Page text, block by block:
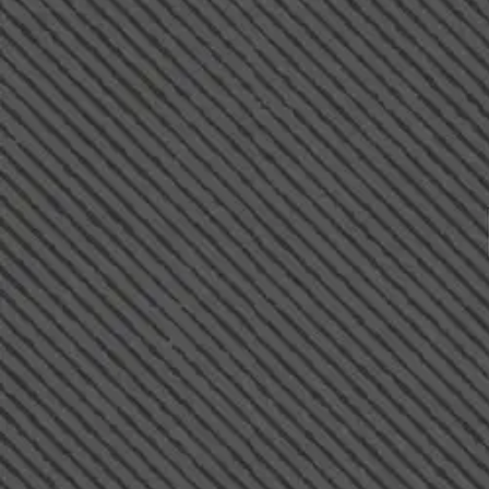
Asiakasomistaja-alennus-15 %
Avaa kuva suurempana
Karusellin nuolipainikkeet
Warelia
Seppälä, Kolmen sotilaan tarina
14,20 €
Asiakasomistajahinta
Hinta ilman S-Etukorttia:
16,70 €
Verkkokaupan hinta
Valitse toimitustapa